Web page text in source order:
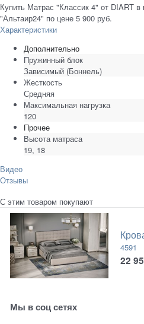
Купить Матрас "Классик 4" от DIART в
"Альтаир24" по цене 5 900 руб.
Характеристики
Дополнительно
Пружинный блок
Зависимый (Боннель)
Жесткость
Средняя
Максимальная нагрузка
120
Прочее
Высота матраса
19, 18
Видео
Отзывы
С этим товаром покупают
4591
22
Мы в соц сетях